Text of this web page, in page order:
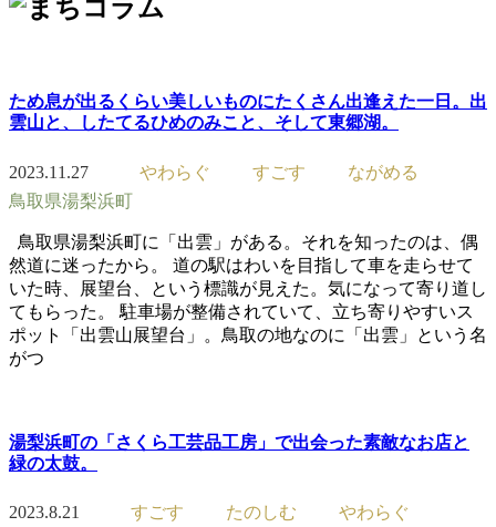
ため息が出るくらい美しいものにたくさん出逢えた一日。出
雲山と、したてるひめのみこと、そして東郷湖。
2023.11.27 やわらぐ すごす
ながめる
鳥取県湯梨浜町
鳥取県湯梨浜町に「出雲」がある。それを知ったのは、偶
然道に迷ったから。 道の駅はわいを目指して車を走らせて
いた時、展望台、という標識が見えた。気になって寄り道し
てもらった。 駐車場が整備されていて、立ち寄りやすいス
ポット「出雲山展望台」。鳥取の地なのに「出雲」という名
がつ
湯梨浜町の「さくら工芸品工房」で出会った素敵なお店と
緑の太鼓。
2023.8.21 すごす たのしむ
やわらぐ